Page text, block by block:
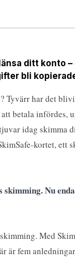
ditt konto
bli
Tyvärr har det
betala infördes,
idag skimma
kortet, ett
Nu
Med
är fem